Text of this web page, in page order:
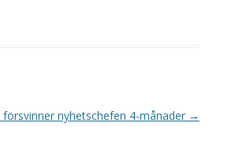
försvinner nyhetschefen 4-månader →